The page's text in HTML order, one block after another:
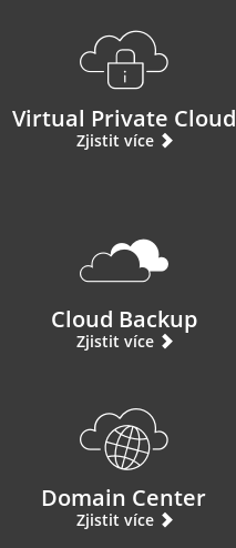
Virtual Private Cloud
Zjistit více
Cloud Backup
Zjistit více
Domain Center
Zjistit více